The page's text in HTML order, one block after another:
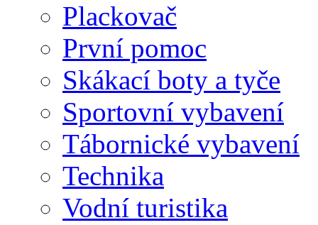
Plackovač
První pomoc
Skákací boty a tyče
Sportovní vybavení
Tábornické vybavení
Technika
Vodní turistika